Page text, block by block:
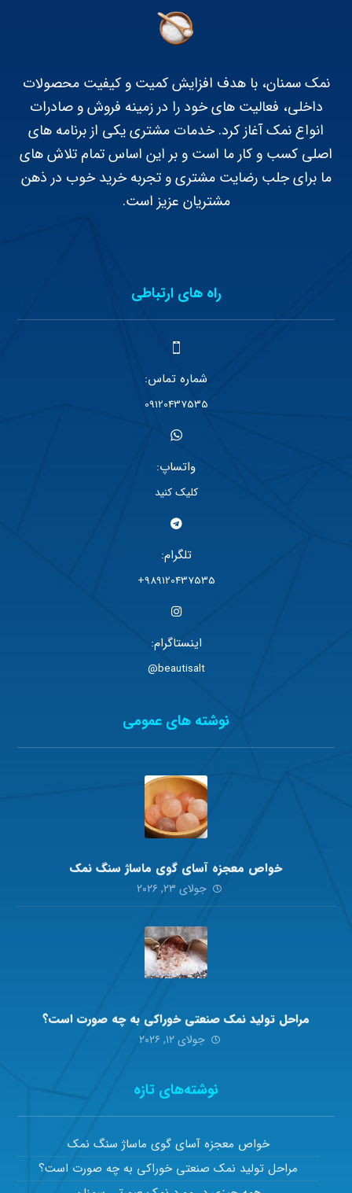
نمک سمنان، با هدف افزایش کمیت و کیفیت محصولات
داخلی، فعالیت های خود را در زمینه فروش و صادرات
انواع نمک آغاز کرد. خدمات مشتری یکی از برنامه های
اصلی کسب و کار ما است و بر این اساس تمام تلاش های
ما برای جلب رضایت مشتری و تجربه خرید خوب در ذهن
مشتریان عزیز است.
راه های ارتباطی
شماره تماس:
09120437535
واتساپ:
کلیک کنید
تلگرام:
989120437535+
اینستاگرام:
beautisalt@
نوشته های عمومی
خواص معجزه آسای گوی ماساژ سنگ نمک
جولای ۲۳, ۲۰۲۶
مراحل تولید نمک صنعتی خوراکی به چه صورت است؟
جولای ۱۲, ۲۰۲۶
نوشته‌های تازه
خواص معجزه آسای گوی ماساژ سنگ نمک
مراحل تولید نمک صنعتی خوراکی به چه صورت است؟